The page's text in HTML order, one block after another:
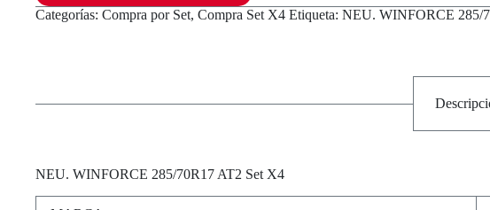
Categorías: Compra por Set, Compra Set X4 Etiqueta: NEU. WINFORCE 285/
NEU. WINFORCE 285/70R17 AT2 Set X4